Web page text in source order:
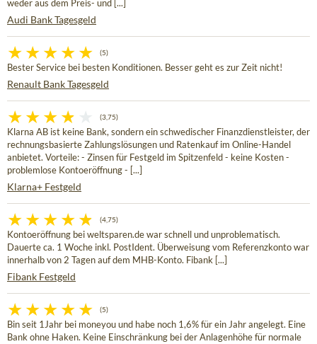
weder aus dem Preis- und [...]
Audi Bank Tagesgeld
(5)
Bester Service bei besten Konditionen. Besser geht es zur Zeit nicht!
Renault Bank Tagesgeld
(3,75)
Klarna AB ist keine Bank, sondern ein schwedischer Finanzdienstleister, der
rechnungsbasierte Zahlungslösungen und Ratenkauf im Online-Handel
anbietet. Vorteile: - Zinsen für Festgeld im Spitzenfeld - keine Kosten -
problemlose Kontoeröffnung - [...]
Klarna+ Festgeld
(4,75)
Kontoeröffnung bei weltsparen.de war schnell und unproblematisch.
Dauerte ca. 1 Woche inkl. PostIdent. Überweisung vom Referenzkonto war
innerhalb von 2 Tagen auf dem MHB-Konto. Fibank [...]
Fibank Festgeld
(5)
Bin seit 1Jahr bei moneyou und habe noch 1,6% für ein Jahr angelegt. Eine
Bank ohne Haken. Keine Einschränkung bei der Anlagenhöhe für normale